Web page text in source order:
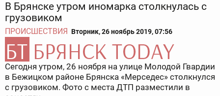
В Брянске утром иномарка столкнулась с
грузовиком
ПРОИСШЕСТВИЯ Вторник, 26 ноябрь 2019, 07:56
Сегодня утром, 26 ноября на улице Молодой Гвардии
в Бежицком районе Брянска «Мерседес» столкнулся
с грузовиком. Фото с места ДТП разместили в